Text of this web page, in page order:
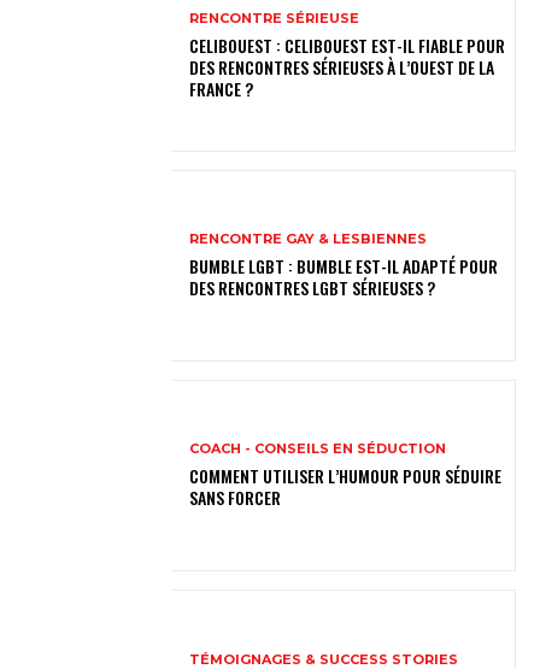
RENCONTRE SÉRIEUSE
CELIBOUEST : CELIBOUEST EST-IL FIABLE POUR
DES RENCONTRES SÉRIEUSES À L’OUEST DE LA
FRANCE ?
RENCONTRE GAY & LESBIENNES
BUMBLE LGBT : BUMBLE EST-IL ADAPTÉ POUR
DES RENCONTRES LGBT SÉRIEUSES ?
COACH - CONSEILS EN SÉDUCTION
COMMENT UTILISER L’HUMOUR POUR SÉDUIRE
SANS FORCER
TÉMOIGNAGES & SUCCESS STORIES